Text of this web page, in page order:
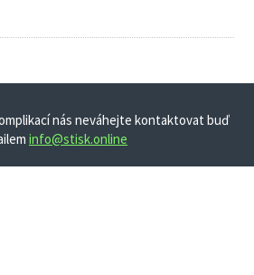
nás neváhejte kontaktovat buď
info@stisk.online